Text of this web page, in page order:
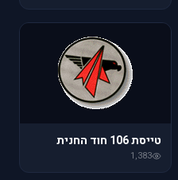
טייסת 106 חוד החנית
1,383